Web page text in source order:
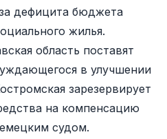
дефицита бюджета
жилья.
область поставят
в улучшении
зарезервирует
на компенсацию
судом.